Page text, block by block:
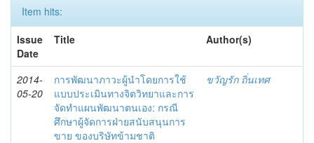
Item hits:
Issue
Date
Title Author(s)
2014-
05-20
การพัฒนาภาวะผู้นำโดยการใช้
แบบประเมินทางจิตวิทยาและการ
จัดทำแผนพัฒนาตนเอง: กรณี
ศึกษาผู้จัดการฝ่ายสนับสนุนการ
ขาย ของบริษัทข้ามชาติ
ขวัญรัก ถิ่นเทศ